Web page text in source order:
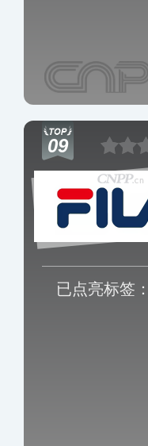
09
已点亮标签：